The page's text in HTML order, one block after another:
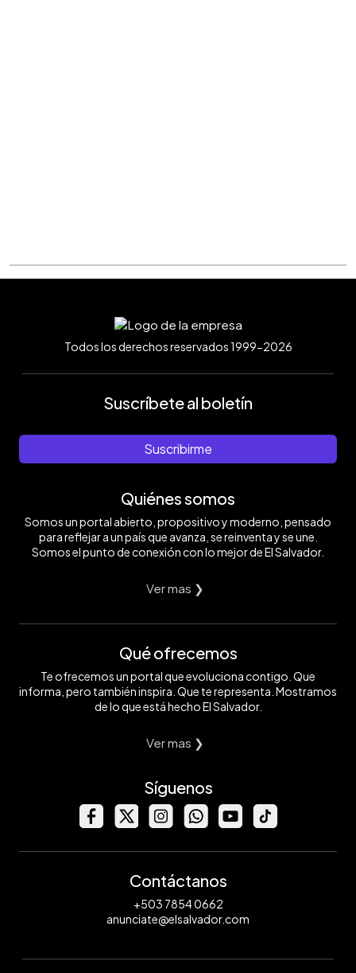
Todos los derechos reservados 1999-2026
Suscríbete al boletín
Suscribirme
Quiénes somos
Somos un portal abierto, propositivo y moderno, pensado
para reflejar a un país que avanza, se reinventa y se une.
Somos el punto de conexión con lo mejor de El Salvador.
Ver mas ❯
Qué ofrecemos
Te ofrecemos un portal que evoluciona contigo. Que
informa, pero también inspira. Que te representa. Mostramos
de lo que está hecho El Salvador.
Ver mas ❯
Síguenos
Contáctanos
+503 7854 0662
anunciate@elsalvador.com